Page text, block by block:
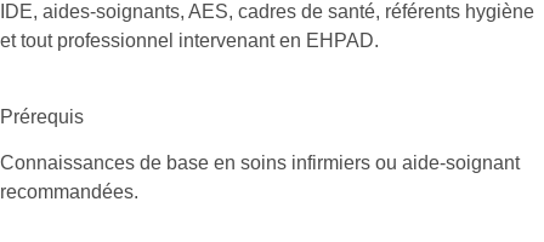
IDE, aides-soignants, AES, cadres de santé, référents hygiène
et tout professionnel intervenant en EHPAD.
Prérequis
Connaissances de base en soins infirmiers ou aide-soignant
recommandées.